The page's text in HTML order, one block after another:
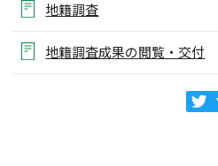
地籍調査
地籍調査成果の閲覧・交付